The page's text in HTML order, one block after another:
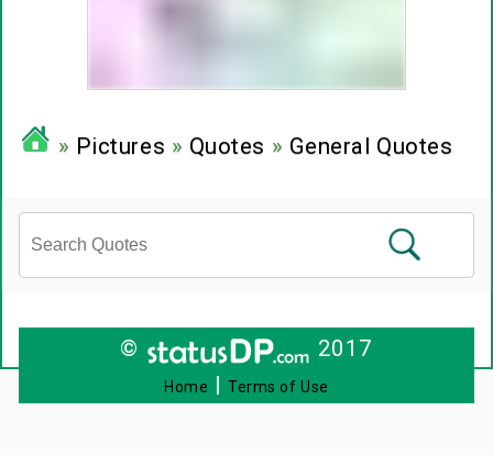
» Pictures » Quotes » General Quotes
© 2017
Home |Terms of Use